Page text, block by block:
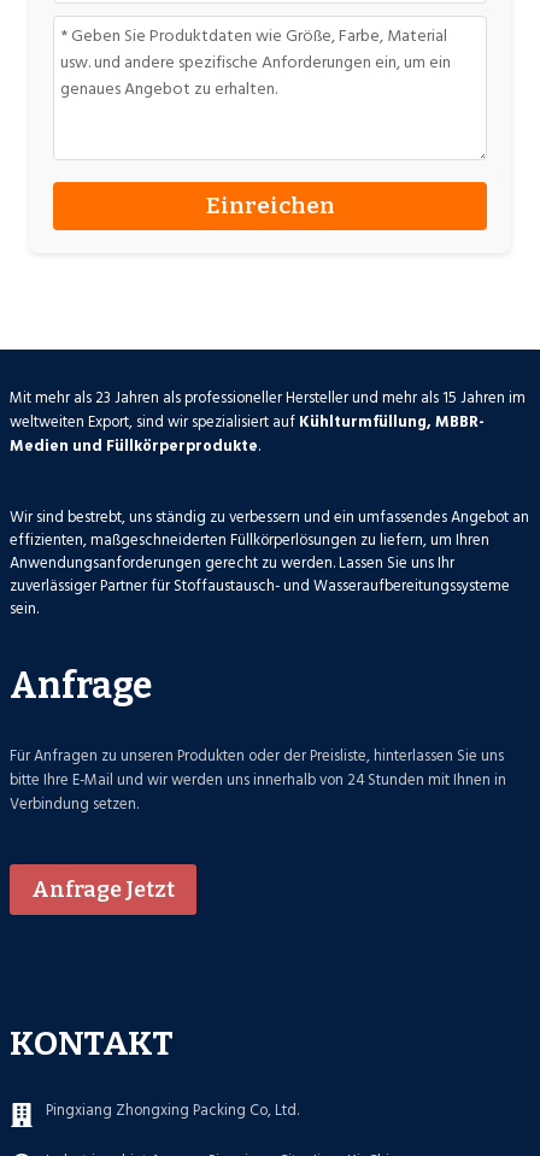
Mit mehr als 23 Jahren als professioneller Hersteller und mehr als 15 Jahren im
weltweiten Export, sind wir spezialisiert auf Kühlturmfüllung, MBBR-
Medien und Füllkörperprodukte.
Wir sind bestrebt, uns ständig zu verbessern und ein umfassendes Angebot an
effizienten, maßgeschneiderten Füllkörperlösungen zu liefern, um Ihren
Anwendungsanforderungen gerecht zu werden. Lassen Sie uns Ihr
zuverlässiger Partner für Stoffaustausch- und Wasseraufbereitungssysteme
sein.
Anfrage
Für Anfragen zu unseren Produkten oder der Preisliste, hinterlassen Sie uns
bitte Ihre E-Mail und wir werden uns innerhalb von 24 Stunden mit Ihnen in
Verbindung setzen.
Anfrage Jetzt
KONTAKT
Pingxiang Zhongxing Packing Co, Ltd.